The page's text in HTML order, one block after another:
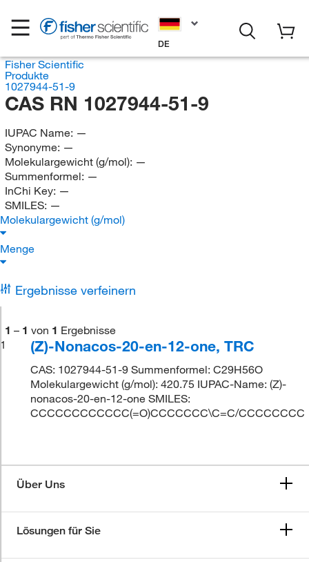
DE
Fisher Scientific
Produkte
1027944-51-9
CAS RN 1027944-51-9
IUPAC Name: —
Synonyme: —
Molekulargewicht (g/mol): —
Summenformel: —
InChi Key: —
SMILES: —
Molekulargewicht (g/mol)
Menge
Ergebnisse verfeinern
1 – 1 von 1 Ergebnisse
1
(Z)-Nonacos-20-en-12-one, TRC
CAS: 1027944-51-9 Summenformel: C29H56O
Molekulargewicht (g/mol): 420.75 IUPAC-Name: (Z)-
nonacos-20-en-12-one SMILES:
CCCCCCCCCCCC(=O)CCCCCCC\C=C/CCCCCCCC
Über Uns
Lösungen für Sie